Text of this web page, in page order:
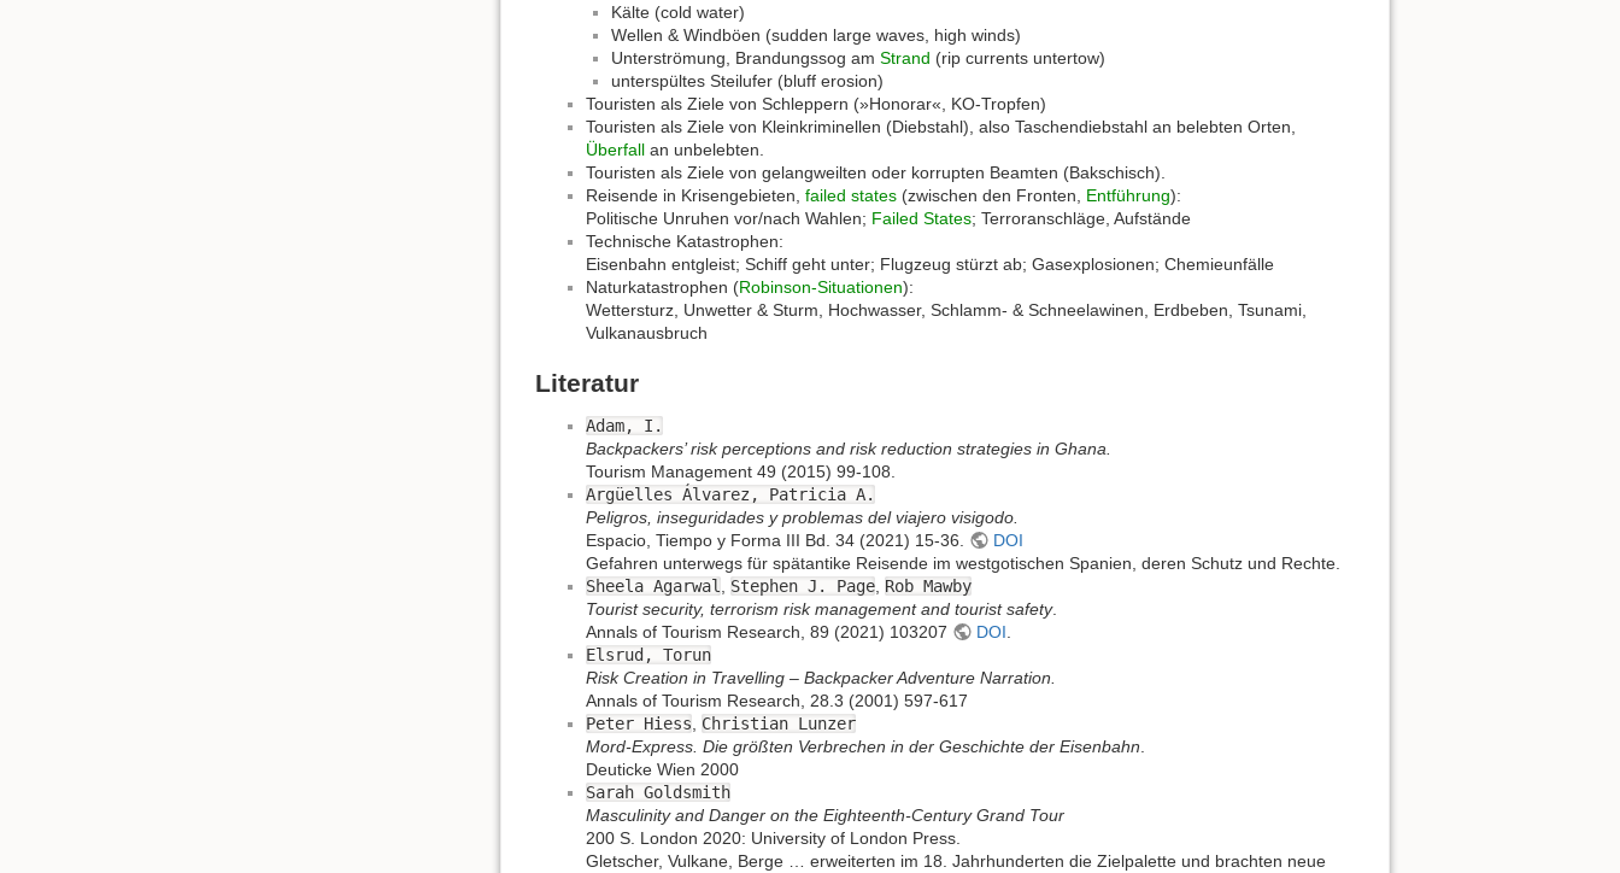
Kälte (cold water)
Wellen & Windböen (sudden large waves, high winds)
Unterströmung, Brandungssog am Strand (rip currents untertow)
unterspültes Steilufer (bluff erosion)
Touristen als Ziele von Schleppern (»Honorar«, KO-Tropfen)
Touristen als Ziele von Kleinkriminellen (Diebstahl), also Taschendiebstahl an belebten Orten,
Überfall an unbelebten.
Touristen als Ziele von gelangweilten oder korrupten Beamten (Bakschisch).
Reisende in Krisengebieten, failed states (zwischen den Fronten, Entführung):
Politische Unruhen vor/nach Wahlen; Failed States; Terroranschläge, Aufstände
Technische Katastrophen:
Eisenbahn entgleist; Schiff geht unter; Flugzeug stürzt ab; Gasexplosionen; Chemieunfälle
Naturkatastrophen (Robinson-Situationen):
Wettersturz, Unwetter & Sturm, Hochwasser, Schlamm- & Schneelawinen, Erdbeben, Tsunami,
Vulkanausbruch
Literatur
Adam, I.
Backpackers’ risk perceptions and risk reduction strategies in Ghana.
Tourism Management 49 (2015) 99-108.
Argüelles Álvarez, Patricia A.
Peligros, inseguridades y problemas del viajero visigodo.
Espacio, Tiempo y Forma III Bd. 34 (2021) 15-36.
DOI
Gefahren unterwegs für spätantike Reisende im westgotischen Spanien, deren Schutz und Rechte.
Sheela Agarwal
Stephen J. Page Rob Mawby
Tourist security, terrorism risk management and tourist safety.
Annals of Tourism Research, 89 (2021) 103207
DOI
Elsrud, Torun
Risk Creation in Travelling – Backpacker Adventure Narration.
Annals of Tourism Research, 28.3 (2001) 597-617
Peter Hiess
Christian Lunzer
Mord-Express. Die größten Verbrechen in der Geschichte der Eisenbahn
Deuticke Wien 2000
Sarah Goldsmith
Masculinity and Danger on the Eighteenth-Century Grand Tour
200 S. London 2020: University of London Press.
Gletscher, Vulkane, Berge … erweiterten im 18. Jahrhunderten die Zielpalette und brachten neue